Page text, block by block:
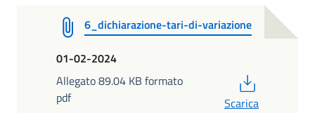
6_dichiarazione-tari-di-variazione
01-02-2024
Allegato 89.04 KB formato
pdf
Scarica